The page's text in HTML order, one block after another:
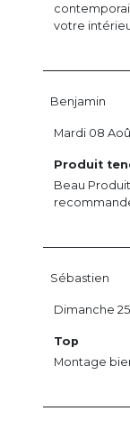
votre
Benjamin
Produit
Beau
Mardi 08
Sébastien
Top
Montage
Dimanche